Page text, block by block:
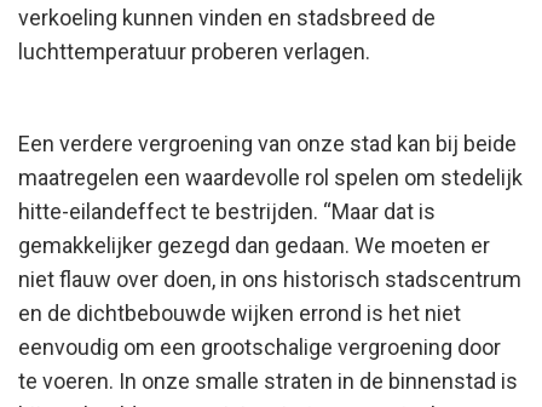
verkoeling kunnen vinden en stadsbreed de
luchttemperatuur proberen verlagen.
Een verdere vergroening van onze stad kan bij beide
maatregelen een waardevolle rol spelen om stedelijk
hitte-eilandeffect te bestrijden. “Maar dat is
gemakkelijker gezegd dan gedaan. We moeten er
niet flauw over doen, in ons historisch stadscentrum
en de dichtbebouwde wijken errond is het niet
eenvoudig om een grootschalige vergroening door
te voeren. In onze smalle straten in de binnenstad is